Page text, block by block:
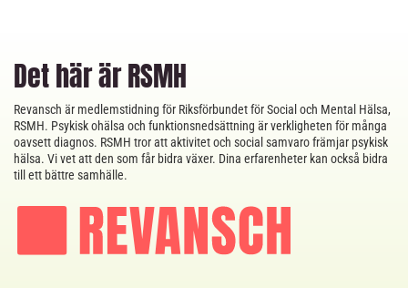
Det här är RSMH
Revansch är medlemstidning för Riksförbundet för Social och Mental Hälsa,
RSMH. Psykisk ohälsa och funktionsnedsättning är verkligheten för många
oavsett diagnos. RSMH tror att aktivitet och social samvaro främjar psykisk
hälsa. Vi vet att den som får bidra växer. Dina erfarenheter kan också bidra
till ett bättre samhälle.